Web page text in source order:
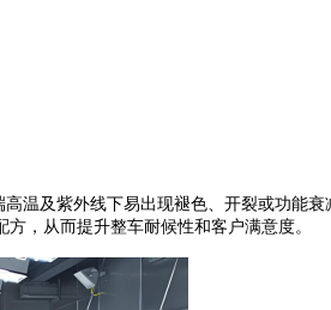
温及紫外线下易出现褪色、开裂或功能衰
，从而提升整车耐候性和客户满意度。